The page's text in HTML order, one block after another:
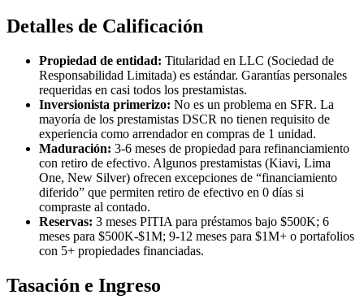
Detalles de Calificación
Propiedad de entidad: Titularidad en LLC (Sociedad de
Responsabilidad Limitada) es estándar. Garantías personales
requeridas en casi todos los prestamistas.
Inversionista primerizo: No es un problema en SFR. La
mayoría de los prestamistas DSCR no tienen requisito de
experiencia como arrendador en compras de 1 unidad.
Maduración: 3-6 meses de propiedad para refinanciamiento
con retiro de efectivo. Algunos prestamistas (Kiavi, Lima
One, New Silver) ofrecen excepciones de “financiamiento
diferido” que permiten retiro de efectivo en 0 días si
compraste al contado.
Reservas: 3 meses PITIA para préstamos bajo $500K; 6
meses para $500K-$1M; 9-12 meses para $1M+ o portafolios
con 5+ propiedades financiadas.
Tasación e Ingreso